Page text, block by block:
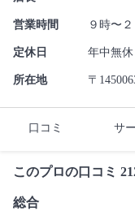
営業時間 ９時〜
定休日 年中無休
所在地 〒
口コミ サ
このプロの口コミ
総合